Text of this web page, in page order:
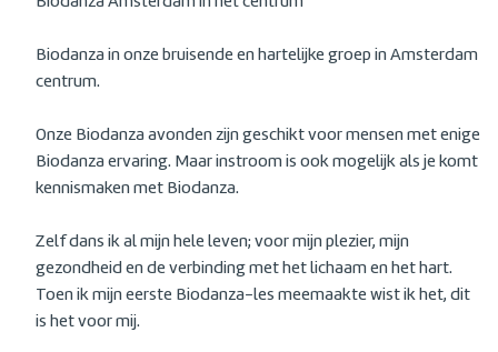
Biodanza in onze bruisende en hartelijke groep in Amsterdam
centrum.
Onze Biodanza avonden zijn geschikt voor mensen met enige
Biodanza ervaring. Maar instroom is ook mogelijk als je komt
kennismaken met Biodanza.
Zelf dans ik al mijn hele leven; voor mijn plezier, mijn
gezondheid en de verbinding met het lichaam en het hart.
Toen ik mijn eerste Biodanza-les meemaakte wist ik het, dit
is het voor mij.